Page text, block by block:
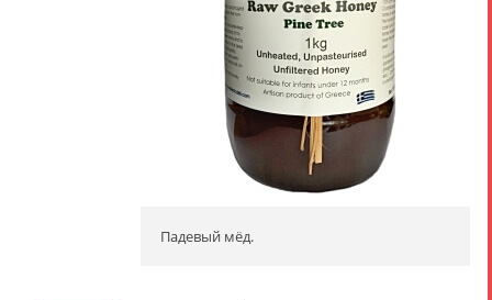
Падевый мёд.